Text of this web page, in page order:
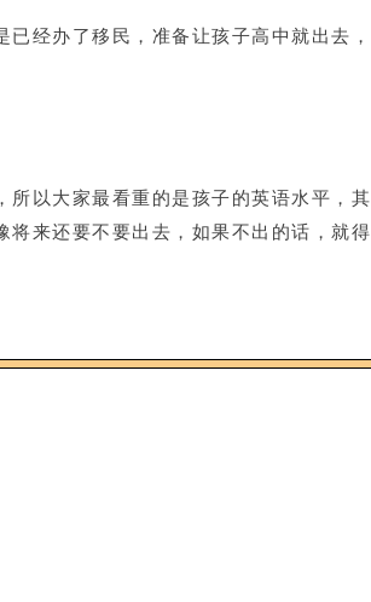
经办了移民，准备让孩子高中就出去，
所以大家最看重的是孩子的英语水平，其
来还要不要出去，如果不出的话，就得